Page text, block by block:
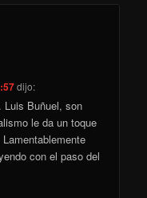
dijo:
Luis Buñuel, son
le da un toque
con el paso del